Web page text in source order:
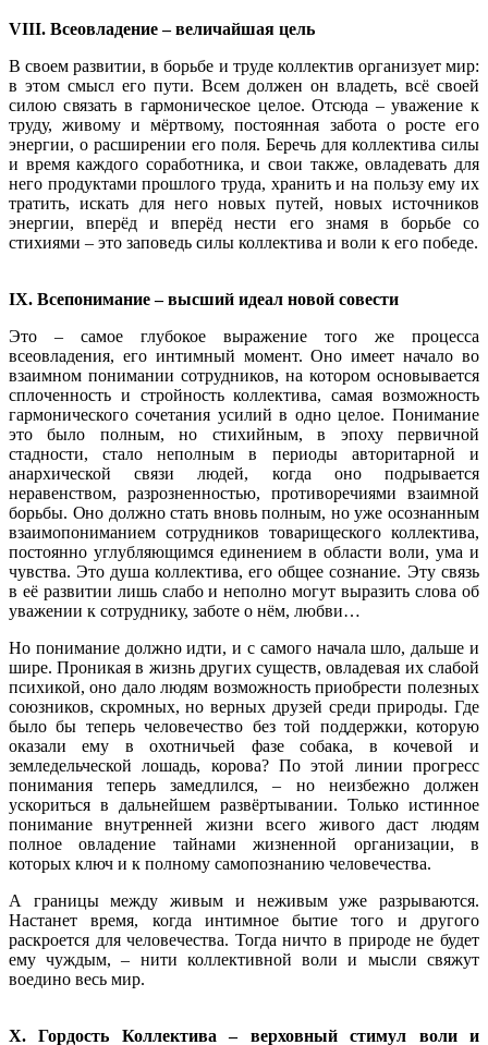
VIII. Всеовладение – величайшая цель
В своем развитии, в борьбе и труде коллектив организует мир:
в этом смысл его пути. Всем должен он владеть, всё своей
силою связать в гармоническое целое. Отсюда – уважение к
труду, живому и мёртвому, постоянная забота о росте его
энергии, о расширении его поля. Беречь для коллектива силы
и время каждого соработника, и свои также, овладевать для
него продуктами прошлого труда, хранить и на пользу ему их
тратить, искать для него новых путей, новых источников
энергии, вперёд и вперёд нести его знамя в борьбе со
стихиями – это заповедь силы коллектива и воли к его победе.
IX. Всепонимание – высший идеал новой совести
Это – самое глубокое выражение того же процесса
всеовладения, его интимный момент. Оно имеет начало во
взаимном понимании сотрудников, на котором основывается
сплоченность и стройность коллектива, самая возможность
гармонического сочетания усилий в одно целое. Понимание
это было полным, но стихийным, в эпоху первичной
стадности, стало неполным в периоды авторитарной и
анархической связи людей, когда оно подрывается
неравенством, разрозненностью, противоречиями взаимной
борьбы. Оно должно стать вновь полным, но уже осознанным
взаимопониманием сотрудников товарищеского коллектива,
постоянно углубляющимся единением в области воли, ума и
чувства. Это душа коллектива, его общее сознание. Эту связь
в её развитии лишь слабо и неполно могут выразить слова об
уважении к сотруднику, заботе о нём, любви…
Но понимание должно идти, и с самого начала шло, дальше и
шире. Проникая в жизнь других существ, овладевая их слабой
психикой, оно дало людям возможность приобрести полезных
союзников, скромных, но верных друзей среди природы. Где
было бы теперь человечество без той поддержки, которую
оказали ему в охотничьей фазе собака, в кочевой и
земледельческой лошадь, корова? По этой линии прогресс
понимания теперь замедлился, – но неизбежно должен
ускориться в дальнейшем развёртывании. Только истинное
понимание внутренней жизни всего живого даст людям
полное овладение тайнами жизненной организации, в
которых ключ и к полному самопознанию человечества.
А границы между живым и неживым уже разрываются.
Настанет время, когда интимное бытие того и другого
раскроется для человечества. Тогда ничто в природе не будет
ему чуждым, – нити коллективной воли и мысли свяжут
воедино весь мир.
X. Гордость Коллектива – верховный стимул воли и